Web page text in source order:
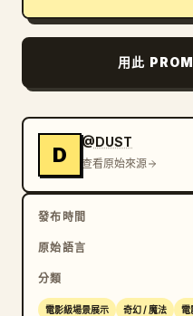
用此
D
@DUST
查看原始來源
發布時間
原始語言
分類
電影級場景展示 奇幻 / 魔法 電